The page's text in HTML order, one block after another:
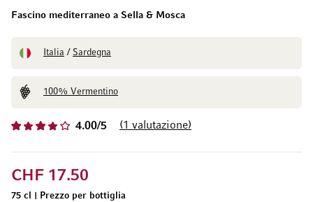
4.00/5 1 valutazione
Fascino mediterraneo a Sella & Mosca
Italia / Sardegna
100% Vermentino
CHF 17.50
75 cl
Prezzo per bottiglia